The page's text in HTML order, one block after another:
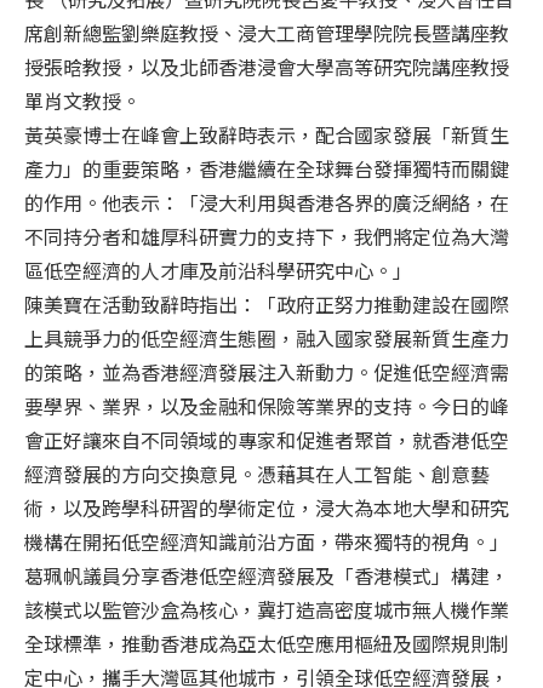
席創新總監劉樂庭教授、浸大工商管理學院院長暨講座教
授張晗教授，以及北師香港浸會大學高等研究院講座教授
單肖文教授。
黃英豪博士在峰會上致辭時表示，配合國家發展「新質生
產力」的重要策略，香港繼續在全球舞台發揮獨特而關鍵
的作用。他表示：「浸大利用與香港各界的廣泛網絡，在
不同持分者和雄厚科研實力的支持下，我們將定位為大灣
區低空經濟的人才庫及前沿科學研究中心。」
陳美寶在活動致辭時指出：「政府正努力推動建設在國際
上具競爭力的低空經濟生態圈，融入國家發展新質生產力
的策略，並為香港經濟發展注入新動力。促進低空經濟需
要學界、業界，以及金融和保險等業界的支持。今日的峰
會正好讓來自不同領域的專家和促進者聚首，就香港低空
經濟發展的方向交換意見。憑藉其在人工智能、創意藝
術，以及跨學科研習的學術定位，浸大為本地大學和研究
機構在開拓低空經濟知識前沿方面，帶來獨特的視角。」
葛珮帆議員分享香港低空經濟發展及「香港模式」構建，
該模式以監管沙盒為核心，冀打造高密度城市無人機作業
全球標準，推動香港成為亞太低空應用樞紐及國際規則制
定中心，攜手大灣區其他城市，引領全球低空經濟發展，